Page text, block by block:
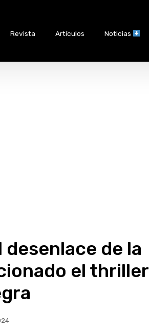
Revista Artículos Noticias
desenlace de la
el thriller